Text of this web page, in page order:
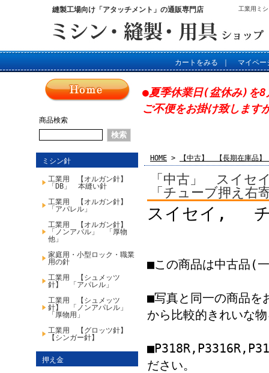
縫製工場向け「アタッチメント」の通販専門店 工業用ミ
カートをみる マイペー
商品検索
ミシン針
工業用 【オルガン針】
「DB」 本縫い針
工業用 【オルガン針】
「アパレル」
工業用 【オルガン針】
「ノンアパル」 「厚物
他」
家庭用・小型ロック・職業
用の針
工業用 【シュメッツ
針】 「アパレル」
工業用 【シュメッツ
針】 「ノンアパレル」
「厚物用」
工業用 【グロッツ針】
【シンガー針】
押え金
●夏季休業日(盆休み)を
ご不便をお掛け致します
HOME > 【中古】 【長期在庫品
「中古」 スイセ
「チューブ押え右
スイセイ, チ
■この商品は中古品(
■写真と同一の商品を
から比較的きれいな
ださい。